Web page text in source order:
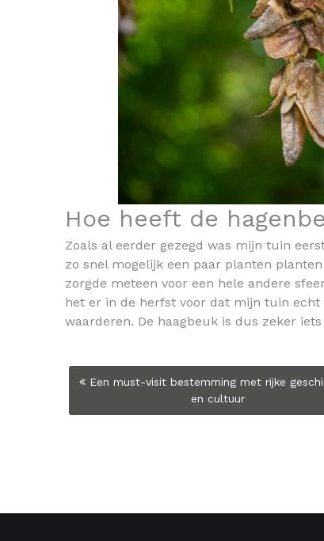
Hoe heeft de
Zoals al eerder gezegd was mijn tuin
zo snel mogelijk een paar planten
zorgde meteen voor een hele andere
het er in de herfst voor dat mijn tuin
waarderen. De haagbeuk is dus zeker
Bericht
navigatie
Een must-visit bestemming met rijke
en cultuur